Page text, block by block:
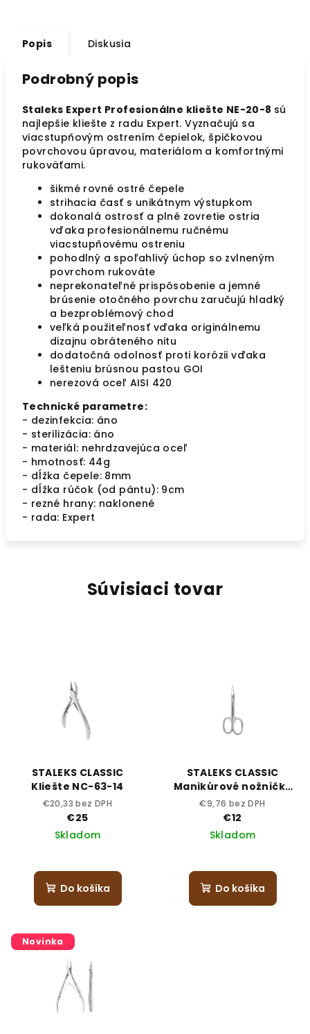
Popis Diskusia
Podrobný popis
Staleks Expert Profesionálne kliešte NE-20-8 sú
najlepšie kliešte z radu Expert. Vyznačujú sa
viacstupňovým ostrením čepielok, špičkovou
povrchovou úpravou, materiálom a komfortnými
rukoväťami.
šikmé rovné ostré čepele
strihacia časť s unikátnym výstupkom
dokonalá ostrosť a plné zovretie ostria
vďaka profesionálnemu ručnému
viacstupňovému ostreniu
pohodlný a spoľahlivý úchop so zvlneným
povrchom rukoväte
neprekonateľné prispôsobenie a jemné
brúsenie otočného povrchu zaručujú hladký
a bezproblémový chod
veľká použiteľnosť vďaka originálnemu
dizajnu obráteného nitu
dodatočná odolnosť proti korózii vďaka
lešteniu brúsnou pastou GOI
nerezová oceľ AISI 420
Technické parametre:
- dezinfekcia: áno
- sterilizácia: áno
- materiál: nehrdzavejúca oceľ
- hmotnosť: 44g
- dĺžka čepele: 8mm
- dĺžka rúčok (od pántu): 9cm
- rezné hrany: naklonené
- rada: Expert
Súvisiaci tovar
STALEKS CLASSIC
Kliešte NC-63-14
€20,33 bez DPH
€25
Skladom
Do košíka
STALEKS CLASSIC
Manikúrové nožničky
pre deti 32-1
€9,76 bez DPH
€12
Skladom
Do košíka
Novinka